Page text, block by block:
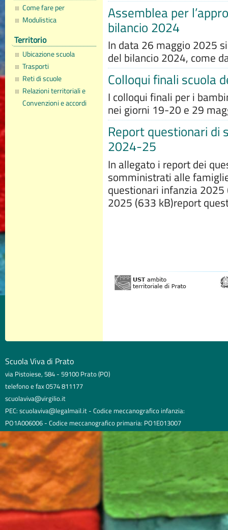
Come fare per
Modulistica
Territorio
Ubicazione scuola
Trasporti
Reti di scuole
Relazioni territoriali e
Convenzioni e accordi
Assemblea per
bilancio 2024
In data 26 maggio 2025
del bilancio 2024, come
Colloqui finali scuola
I colloqui finali per i
nei giorni 19-20 e 29
Report questionari di
2024-25
In allegato i report dei
somministrati alle
questionari infanzia
2025 (633 kB)report
Scuola Viva di Prato
via Pistoiese, 584 - 59100 Prato (PO)
telefono e fax 0574 811177
scuolaviva@virgilio.it
PEC: scuolaviva@legalmail.it - Codice meccanografico infanzia:
PO1A006006 - Codice meccanografico primaria: PO1E013007